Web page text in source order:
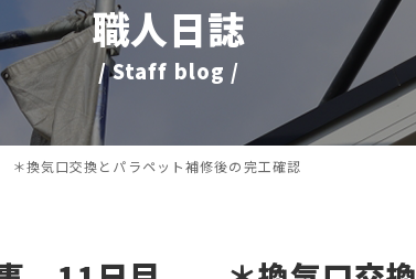
職人日誌
/ Staff blog /
気口交換とパラペット補修後の完工確認